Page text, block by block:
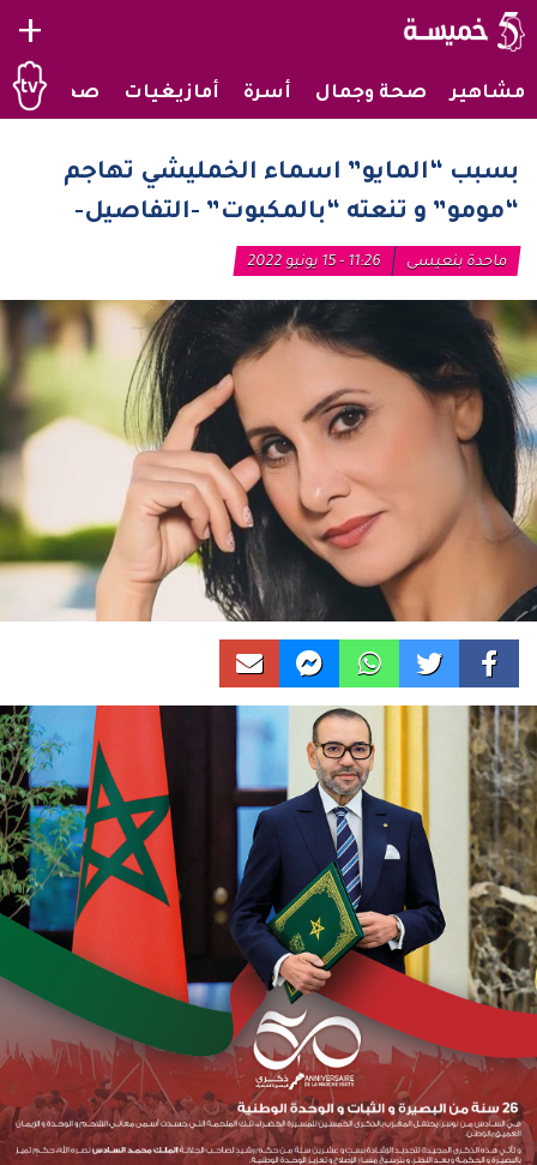
+
مشاهير صحة وجمال أسرة أمازيغيات صحراويات
بسبب “المايو” اسماء الخمليشي تهاجم
“مومو” و تنعته “بالمكبوت” -التفاصيل-
ماحدة بنعيسى 11:26 - 15 يونيو 2022